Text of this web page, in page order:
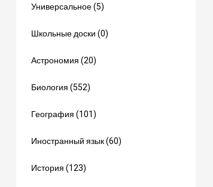
Универсальное (5)
Школьные доски (0)
Астрономия (20)
Биология (552)
География (101)
Иностранный язык (60)
История (123)